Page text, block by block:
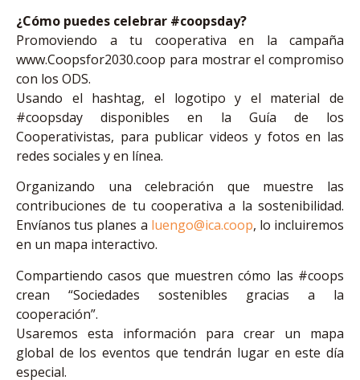
¿Cómo puedes celebrar #coopsday?
Promoviendo a tu cooperativa en la campaña
www.Coopsfor2030.coop para mostrar el compromiso
con los ODS.
Usando el hashtag, el logotipo y el material de
#coopsday disponibles en la Guía de los
Cooperativistas, para publicar videos y fotos en las
redes sociales y en línea.
Organizando una celebración que muestre las
contribuciones de tu cooperativa a la sostenibilidad.
Envíanos tus planes a luengo@ica.coop, lo incluiremos
en un mapa interactivo.
Compartiendo casos que muestren cómo las #coops
crean “Sociedades sostenibles gracias a la
cooperación”.
Usaremos esta información para crear un mapa
global de los eventos que tendrán lugar en este día
especial.